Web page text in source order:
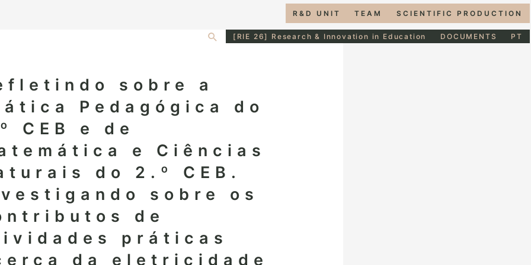
R&D UNIT TEAM SCIENTIFIC PRODUCTION
Search[RIE 26] Research & Innovation in Education DOCUMENTS PT
sobre a
Pedagógica do
CEB e de
e Ciências
do 2.º CEB.
sobre os
de
práticas
da eletricidade